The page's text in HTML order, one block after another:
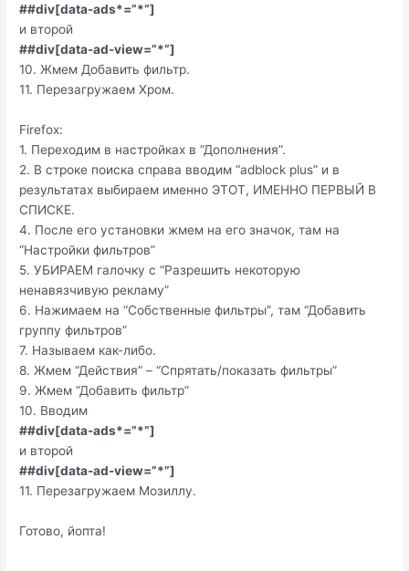
##div[data-ads*=”*”]
и второй
##div[data-ad-view=”*”]
10. Жмем Добавить фильтр.
11. Перезагружаем Хром.
Firefox:
1. Переходим в настройках в “Дополнения”.
2. В строке поиска справа вводим “adblock plus” и в
результатах выбираем именно ЭТОТ, ИМЕННО ПЕРВЫЙ В
СПИСКЕ.
4. После его установки жмем на его значок, там на
“Настройки фильтров”
5. УБИРАЕМ галочку с “Разрешить некоторую
ненавязчивую рекламу”
6. Нажимаем на “Собственные фильтры”, там “Добавить
группу фильтров”
7. Называем как-либо.
8. Жмем “Действия” – “Спрятать/показать фильтры”
9. Жмем “Добавить фильтр”
10. Вводим
##div[data-ads*=”*”]
и второй
##div[data-ad-view=”*”]
11. Перезагружаем Мозиллу.
Готово, йопта!